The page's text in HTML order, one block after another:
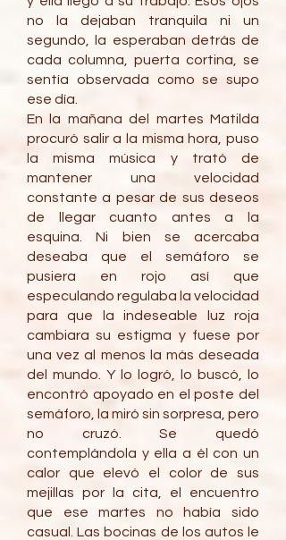
no la dejaban tranquila ni un
segundo, la esperaban detrás de
cada columna, puerta cortina, se
sentía observada como se supo
ese día.
En la mañana del martes Matilda
procuró salir a la misma hora, puso
la misma música y trató de
mantener una velocidad
constante a pesar de sus deseos
de llegar cuanto antes a la
esquina. Ni bien se acercaba
deseaba que el semáforo se
pusiera en rojo así que
especulando regulaba la velocidad
para que la indeseable luz roja
cambiara su estigma y fuese por
una vez al menos la más deseada
del mundo. Y lo logró, lo buscó, lo
encontró apoyado en el poste del
semáforo, la miró sin sorpresa, pero
no cruzó. Se quedó
contemplándola y ella a él con un
calor que elevó el color de sus
mejillas por la cita, el encuentro
que ese martes no había sido
casual. Las bocinas de los autos le